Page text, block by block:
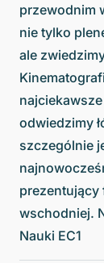
przewodnim
nie tylko
ale
odwiedzimy
szczególnie
prezentujący
wschodniej.
Nauki EC1